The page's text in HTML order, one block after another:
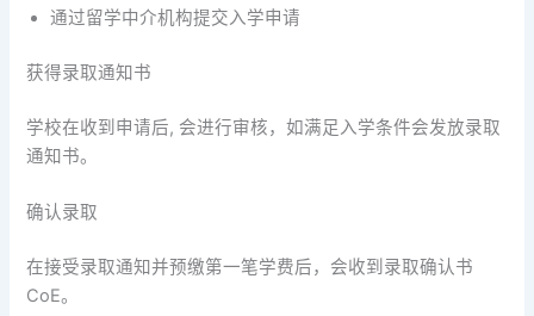
通过留学中介机构提交入学申请
获得录取通知书
学校在收到申请后, 会进行审核，如满足入学条件会发放录取
通知书。
确认录取
在接受录取通知并预缴第一笔学费后，会收到录取确认书
CoE。